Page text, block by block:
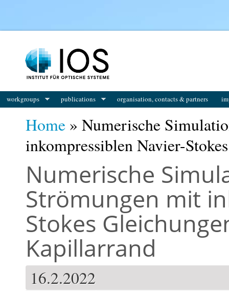
workgroups publications organisation, contacts & partners
Home » Numerische
inkompressiblen Navier-
Numerische
Strömungen mit
Stokes
Kapillarrand
16.2.2022